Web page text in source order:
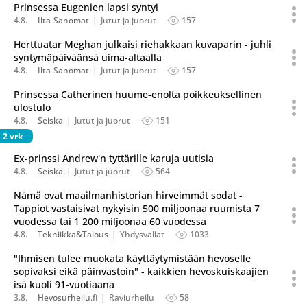
Prinsessa Eugenien lapsi syntyi
4.8. Ilta-Sanomat Jutut ja juorut 157
Herttuatar Meghan julkaisi riehakkaan kuvaparin - juhli
syntymäpäiväänsä uima-altaalla
4.8. Ilta-Sanomat Jutut ja juorut 157
Prinsessa Catherinen huume-enolta poikkeuksellinen
ulostulo
4.8. Seiska Jutut ja juorut
151
2 vrk
Ex-prinssi Andrew'n tyttärille karuja uutisia
4.8. Seiska Jutut ja juorut 564
Nämä ovat maailmanhistorian hirveimmät sodat -
Tappiot vastaisivat nykyisin 500 miljoonaa ruumista 7
vuodessa tai 1 200 miljoonaa 60 vuodessa
4.8. Tekniikka&Talous Yhdysvallat 1033
"Ihmisen tulee muokata käyttäytymistään hevoselle
sopivaksi eikä päinvastoin" - kaikkien hevoskuiskaajien
isä kuoli 91-vuotiaana
3.8. Hevosurheilu.fi Raviurheilu 58